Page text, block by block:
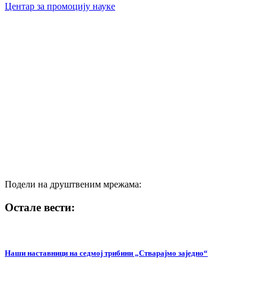
Центар за промоцију науке
Подели на друштвеним мрежама:
Остале вести:
Наши наставници на cедмој трибини „Стварајмо заједно“